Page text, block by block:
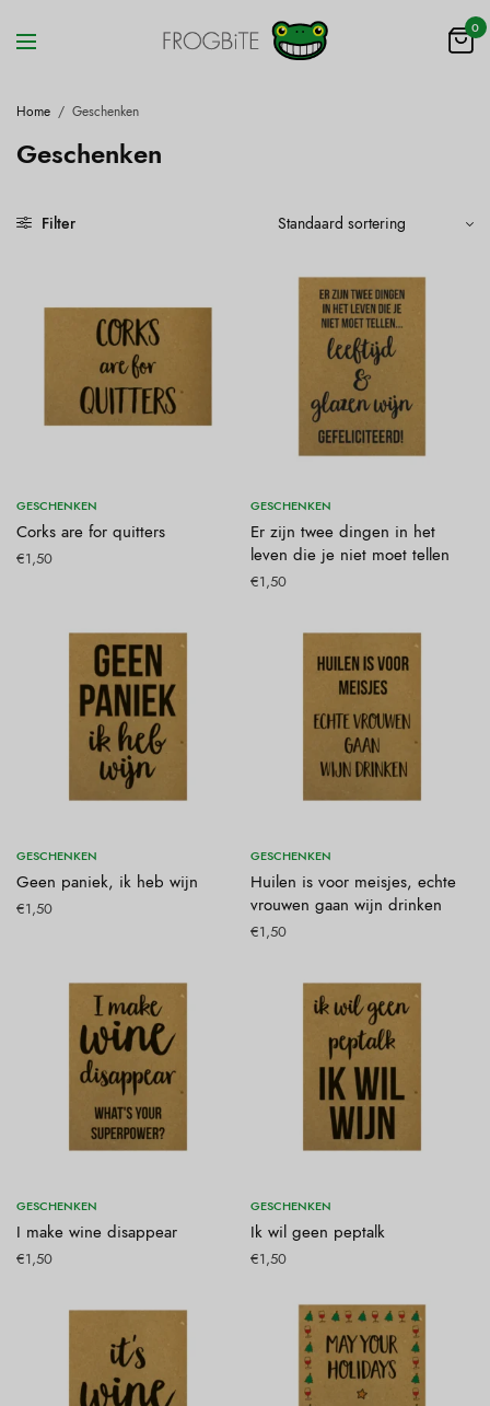
0
Home / Geschenken
Geschenken
Filter
Toevoegen aan winkelwagen
GESCHENKEN
Corks are for quitters
€1,50
Toevoegen aan winkelwagen
GESCHENKEN
Er zijn twee dingen in het
leven die je niet moet tellen
€1,50
Toevoegen aan winkelwagen
GESCHENKEN
Geen paniek, ik heb wijn
€1,50
Toevoegen aan winkelwagen
GESCHENKEN
Huilen is voor meisjes, echte
vrouwen gaan wijn drinken
€1,50
Toevoegen aan winkelwagen
GESCHENKEN
I make wine disappear
€1,50
Toevoegen aan winkelwagen
GESCHENKEN
Ik wil geen peptalk
€1,50